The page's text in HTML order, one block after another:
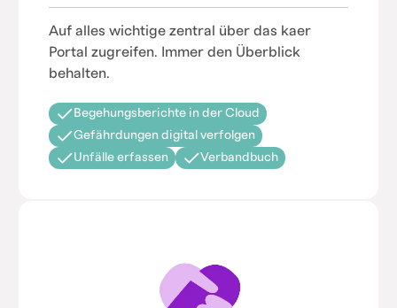
Auf alles wichtige zentral über das kaer
Portal zugreifen. Immer den Überblick
behalten.
Begehungsberichte in der Cloud
Gefährdungen digital verfolgen
Unfälle erfassen
Verbandbuch